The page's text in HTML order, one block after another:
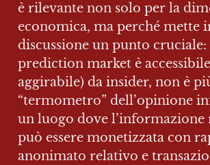
è rilevante non solo per la
economica, ma perché mette
discussione un punto cruciale:
prediction market è
aggirabile) da insider, non è
“termometro” dell’opinione
un luogo dove l’informazione
può essere monetizzata con
anonimato relativo e